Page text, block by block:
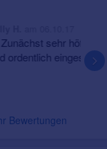
werden gut
Bewertungen